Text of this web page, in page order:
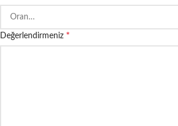
Değerlendirmeniz *